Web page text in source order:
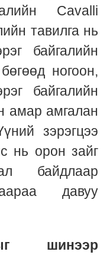
Cavalli
тавилга нь
байгалийн
ногоон,
байгалийн
амар амгалан
зэрэгцээ
нь орон зайг
байдлаар
давуу
шинээр